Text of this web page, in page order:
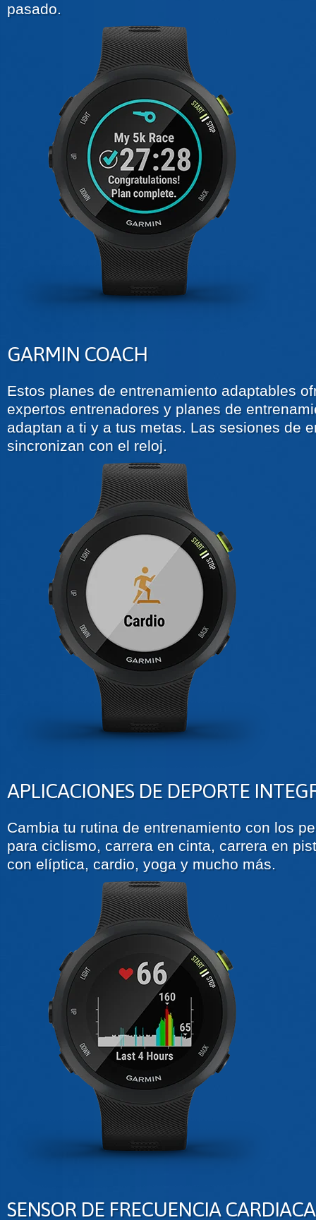
pasado.
GARMIN COACH
Estos planes de entrenamiento adaptables
expertos entrenadores y planes de
adaptan a ti y a tus metas. Las sesiones de
sincronizan con el reloj.
APLICACIONES DE DEPORTE
Cambia tu rutina de entrenamiento con los
para ciclismo, carrera en cinta, carrera en
con elíptica, cardio, yoga y mucho más.
SENSOR DE FRECUENCIA